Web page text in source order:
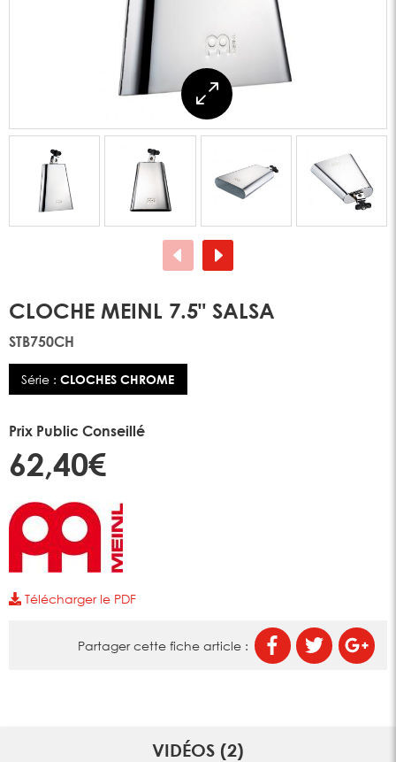
CLOCHE MEINL 7.5" SALSA
STB750CH
Série :CLOCHES CHROME
Prix Public Conseillé
62,40€
Télécharger le PDF
Partager cette fiche article :
VIDÉOS (2)